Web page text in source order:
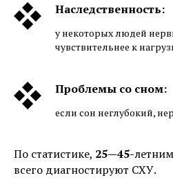
Наследственность:
у некоторых людей
чувствительнее к
Проблемы со сном:
если сон неглубокий,
По статистике, 25—45-
всего диагностируют СХУ.